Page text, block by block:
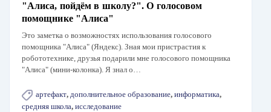
"Алиса, пойдём в школу?". О голосовом
помощнике "Алиса"
Это заметка о возможностях использования голосового
помощника "Алиса" (Яндекс). Зная мои пристрастия к
робототехнике, друзья подарили мне голосового помощника
"Алиса" (мини-колонка). Я знал о…
артефакт, дополнительное образование, информатика,
средняя школа, исследование